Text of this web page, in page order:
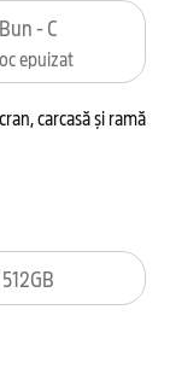
Bun - C
epuizat
carcasă și ramă
512GB